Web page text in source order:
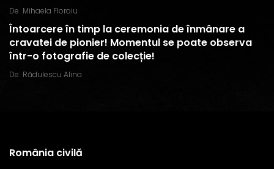
De Mihaela Floroiu
Întoarcere în timp la ceremonia de înmânare a
cravatei de pionier! Momentul se poate observa
într-o fotografie de colecție!
De Rădulescu Alina
România civilă